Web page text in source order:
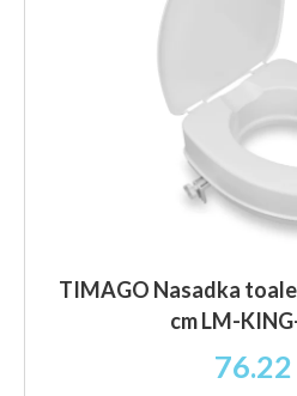
TIMAGO Nasadka
cm LM-
76.22